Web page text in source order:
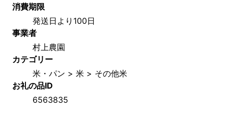
消費期限
発送日より100日
事業者
村上農園
カテゴリー
米・パン > 米 > その他米
お礼の品ID
6563835